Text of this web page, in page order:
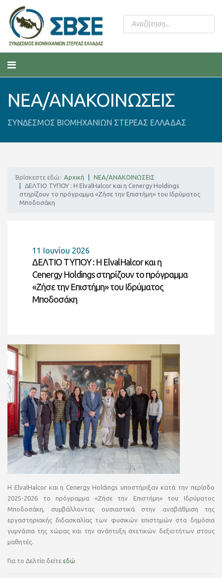
ΝΕΑ/ΑΝΑΚΟΙΝΩΣΕΙΣ
ΣΥΝΔΕΣΜΟΣ ΒΙΟΜΗΧΑΝΙΩΝ ΣΤΕΡΕΑΣ ΕΛΛΑΔΑΣ
Βρίσκεστε εδώ: Αρχική
ΝΕΑ/ΑΝΑΚΟΙΝΩΣΕΙΣ
ΔΕΛΤΙΟ ΤΥΠΟΥ : Η ElvalHalcor και η Cenergy Holdings
στηρίζουν το πρόγραμμα «Ζήσε την Επιστήμη» του Ιδρύματος
Μποδοσάκη
11 Ιουνίου 2026
ΔΕΛΤΙΟ ΤΥΠΟΥ : Η ElvalHalcor και η
Cenergy Holdings στηρίζουν το πρόγραμμα
«Ζήσε την Επιστήμη» του Ιδρύματος
Μποδοσάκη
Η ElvalHalcor και η Cenergy Holdings υποστήριξαν κατά την περίοδο
2025-2026 το πρόγραμμα «Ζήσε την Επιστήμη» του Ιδρύματος
Μποδοσάκη, συμβάλλοντας ουσιαστικά στην αναβάθμιση της
εργαστηριακής διδασκαλίας των φυσικών επιστημών στα δημόσια
γυμνάσια της χώρας και την ανάπτυξη σχετικών δεξιοτήτων στους
μαθητές.
Για το Δελτίο δείτε εδώ